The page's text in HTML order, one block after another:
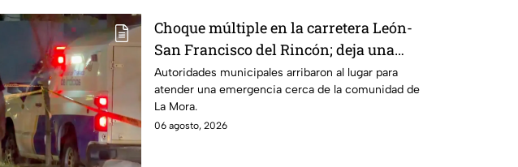
Choque múltiple en la carretera León-
San Francisco del Rincón; deja una
persona sin vid4
Autoridades municipales arribaron al lugar para
atender una emergencia cerca de la comunidad de
La Mora.
06 agosto, 2026